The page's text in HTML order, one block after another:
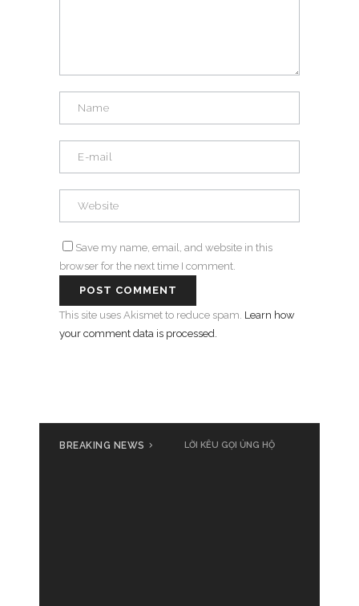
Save my name, email, and website in this
browser for the next time I comment.
This site uses Akismet to reduce spam. Learn how
your comment data is processed.
BREAKING NEWS LỜI KÊU GỌI ỦNG HỘ